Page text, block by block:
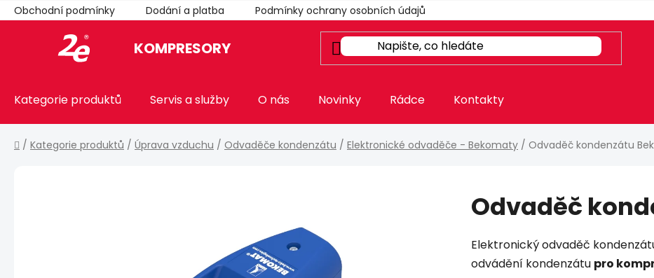
Přejít
na
Obchodní podmínky Dodání a platba Podmínky ochrany osobních údajů
KOMPRESORY
Kategorie produktů Servis a služby O nás Novinky Rádce Kontakty
Domů
/ Kategorie produktů / Úprava vzduchu / Odvaděče kondenzátu / Elektronické odvaděče - Bekomaty / Odvaděč kondenzátu
Odvaděč
Elektronický odvaděč
odvádění kondenzátu pro